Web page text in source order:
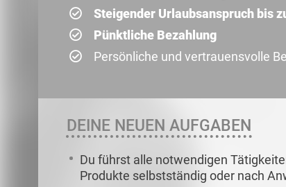
Steigender Urlaubsanspruch bis
Pünktliche Bezahlung
Persönliche und vertrauensvolle
DEINE NEUEN AUFGABEN
Du führst alle notwendigen
Produkte selbstständig oder nach